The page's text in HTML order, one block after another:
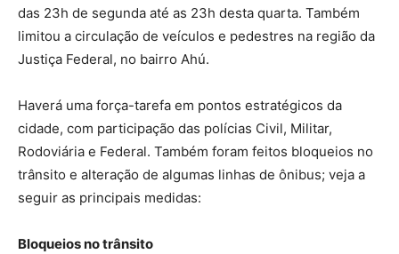
das 23h de segunda até as 23h desta quarta. Também
limitou a circulação de veículos e pedestres na região da
Justiça Federal, no bairro Ahú.
Haverá uma força-tarefa em pontos estratégicos da
cidade, com participação das polícias Civil, Militar,
Rodoviária e Federal. Também foram feitos bloqueios no
trânsito e alteração de algumas linhas de ônibus; veja a
seguir as principais medidas:
Bloqueios no trânsito